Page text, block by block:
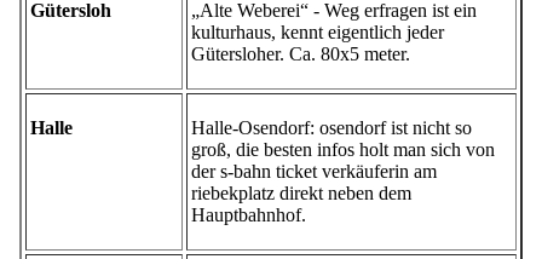
Gütersloh
„Alte Weberei“ - Weg erfragen ist ein
kulturhaus, kennt eigentlich jeder
Gütersloher. Ca. 80x5 meter.
Halle
Halle-Osendorf: osendorf ist nicht so
groß, die besten infos holt man sich von
der s-bahn ticket verkäuferin am
riebekplatz direkt neben dem
Hauptbahnhof.